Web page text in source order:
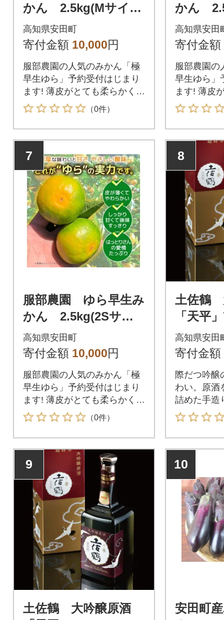
かん 2.5kg(Mサイ
ズ)
高知県安田町
寄付金額 10,000円
服部農園の人気のみかん「極
早生ゆら」予約受付はじまり
ます! 薄皮がとても柔らかく、
甘さのバランスがとても美味
しい 味の濃いみかんです。
（0件）
かん
高知県安田
寄付金額
服部農園の
早生ゆら」
ます! 薄皮
甘さのバラ
しい 味の
7
服部農園 ゆら早生み
かん 2.5kg(2Sサイ
ズ)
高知県安田町
寄付金額 10,000円
服部農園の人気のみかん「極
早生ゆら」予約受付はじまり
ます! 薄皮がとても柔らかく、
甘さのバランスがとても美味
しい 味の濃いみかんです。
（0件）
8
土佐鶴
「天平
高知県安田
寄付金額
際だつ吟醸
わい。原酒
詰めた手造
す。
9
土佐鶴 大吟醸原酒
10
安田町